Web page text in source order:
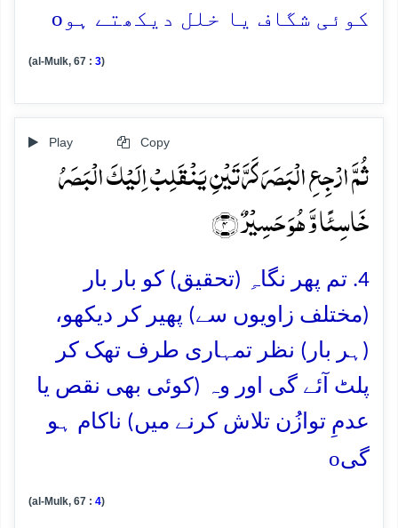
کوئی شگاف یا خلل دیکھتے ہو o
(al-Mulk, 67 : 3)
Play Copy
ثُمَّ ارۡجِعِ الۡبَصَرَ کَرَّتَیۡنِ یَنۡقَلِبۡ اِلَیۡکَ الۡبَصَرُ
خَاسِئًا وَّ ہُوَ حَسِیۡرٌ ﴿۴﴾
4. تم پھر نگاہِ (تحقیق) کو بار بار
(مختلف زاویوں سے) پھیر کر دیکھو،
(ہر بار) نظر تمہاری طرف تھک کر
پلٹ آئے گی اور وہ (کوئی بھی نقص یا
عدمِ توازُن تلاش کرنے میں) ناکام ہو
گیo
(al-Mulk, 67 : 4)